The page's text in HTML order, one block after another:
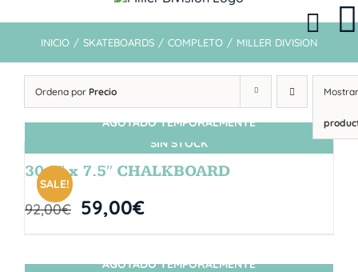
INICIO / SKATEBOARDS / COMPLETO / MILLER DIVISION
Ordena por Precio
SIN STOCK
SALE!
AGOTADO TEMPORALMENTE
30.5″ x 7.5″ CHALKBOARD
92,00€ 59,00€
AGOTADO TEMPORALMENTE